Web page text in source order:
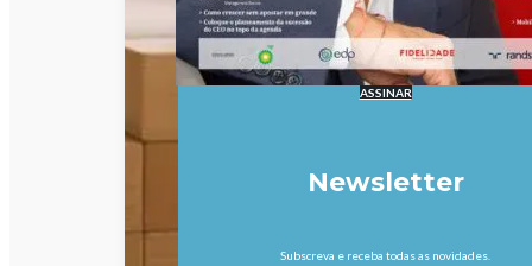
ASSINAR
Newsletter
Subscreva e receba todas as novidades.